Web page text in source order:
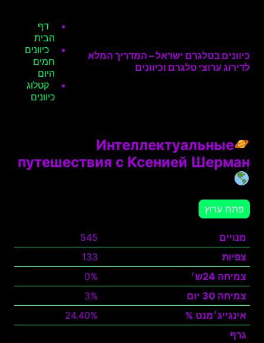
כיוונים בטלגרם ישראל – המדריך המלא
לדירוג ערוצי טלגרם וכיוונים
דף
הבית
כיוונים
חמים
היום
קטלוג
כיוונים
Интеллектуальные
путешествия с Ксенией Шерман
פתח ערוץ
מנויים
545
צפיות
133
צמיחה 24ש׳
0%
צמיחה 30 יום
3%
אינגייג׳מנט %
24.40%
גרף